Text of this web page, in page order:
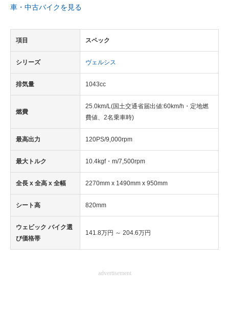
車・中古バイクを見る
項目 スペック
シリーズ ヴェルシス
排気量 1043cc
燃費
25.0km/L(国土交通省届出値:60km/h・定地燃
費値、2名乗車時)
最高出力 120PS/9,000rpm
最大トルク 10.4kgf・m/7,500rpm
全長 x 全高 x 全幅 2270mm x 1490mm x 950mm
シート高 820mm
ウェビック バイク選
び価格帯
141.8万円 ～ 204.6万円
advertisement